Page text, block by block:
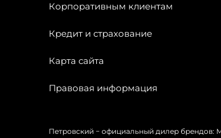
Корпоративным клиентам
Кредит и страхование
Карта сайта
Правовая информация
Петровский − официальный дилер брендов: